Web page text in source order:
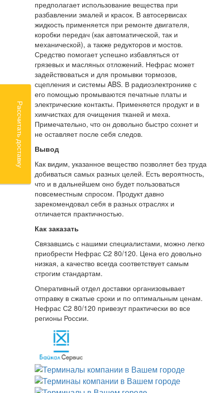
предполагает использование вещества при
разбавлении эмалей и красок. В автосервисах
жидкость применяется при ремонте двигателя,
коробки передач (как автоматической, так и
механической), а также редукторов и мостов.
Средство помогает успешно избавляться от
грязевых и масляных отложений. Нефрас может
задействоваться и для промывки тормозов,
сцепления и системы ABS. В радиоэлектронике с
его помощью промываются печатные платы и
электрические контакты. Применяется продукт и в
химчистках для очищения тканей и меха.
Примечательно, что он довольно быстро сохнет и
не оставляет после себя следов.
Вывод
Как видим, указанное вещество позволяет без труда
добиваться самых разных целей. Есть вероятность,
что и в дальнейшем оно будет пользоваться
повсеместным спросом. Продукт давно
зарекомендовал себя в разных отраслях и
отличается практичностью.
Как заказать
Связавшись с нашими специалистами, можно легко
приобрести Нефрас С2 80/120. Цена его довольно
низкая, а качество всегда соответствует самым
строгим стандартам.
Оперативный отдел доставки организовывает
отправку в сжатые сроки и по оптимальным ценам.
Нефрас С2 80/120 привезут практически во все
регионы России.
Рассчитать доставку